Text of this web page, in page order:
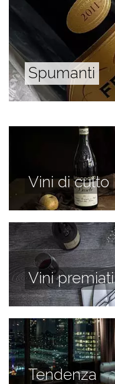
Spumanti
Vini di culto
Vini premiati
Tendenza